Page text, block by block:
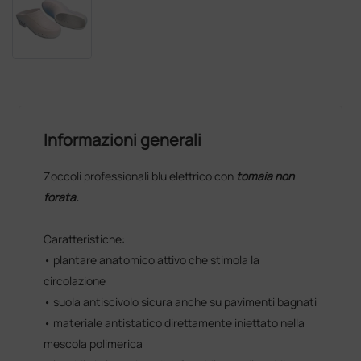
Informazioni generali
Zoccoli professionali blu elettrico con tomaia non
forata.
Caratteristiche:
• plantare anatomico attivo che stimola la
circolazione
• suola antiscivolo sicura anche su pavimenti bagnati
• materiale antistatico direttamente iniettato nella
mescola polimerica